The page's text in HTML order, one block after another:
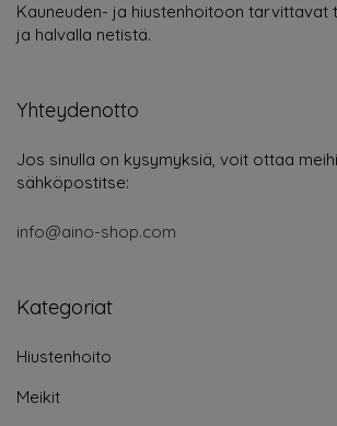
Kauneuden- ja hiustenhoitoon tarvittavat
ja halvalla netistä.
Yhteydenotto
Jos sinulla on kysymyksiä, voit ottaa
sähköpostitse:
info@aino-shop.com
Kategoriat
Hiustenhoito
Meikit